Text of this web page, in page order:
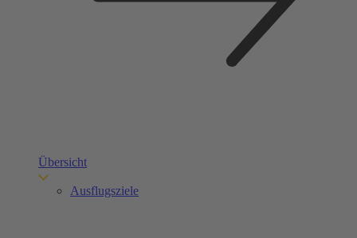
Übersicht
Ausflugsziele